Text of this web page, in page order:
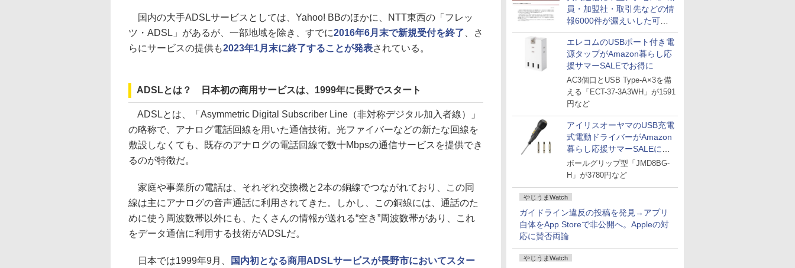
員・加盟社・取引先などの情
報6000件が漏えいした可能
性
エレコムのUSBポート付き電
源タップがAmazon暮らし応
援サマーSALEでお得に
AC3個口とUSB Type-A×3を備
える「ECT-37-3A3WH」が1591
円など
アイリスオーヤマのUSB充電
式電動ドライバーがAmazon
暮らし応援サマーSALEに登
場
ボールグリップ型「JMD8BG-
H」が3780円など
やじうまWatch
ガイドライン違反の投稿を発見→アプリ
自体をApp Storeで非公開へ。Appleの対
応に賛否両論
やじうまWatch
国内の大手ADSLサービスとしては、Yahoo! BBのほかに、NTT東西の「フレッ
ツ・ADSL」があるが、一部地域を除き、すでに2016年6月末で新規受付を終了 、さ
らにサービスの提供も2023年1月末に終了することが発表されている。
ADSLとは？ 日本初の商用サービスは、1999年に長野でスタート
ADSLとは、「Asymmetric Digital Subscriber Line（非対称デジタル加入者線）」
の略称で、アナログ電話回線を用いた通信技術。光ファイバーなどの新たな回線を
敷設しなくても、既存のアナログの電話回線で数十Mbpsの通信サービスを提供でき
るのが特徴だ。
家庭や事業所の電話は、それぞれ交換機と2本の銅線でつながれており、この同
線は主にアナログの音声通話に利用されてきた。しかし、この銅線には、通話のた
めに使う周波数帯以外にも、たくさんの情報が送れる“空き”周波数帯があり、これ
をデータ通信に利用する技術がADSLだ。
日本では1999年9月、
国内初となる商用ADSLサービスが長野市においてスター